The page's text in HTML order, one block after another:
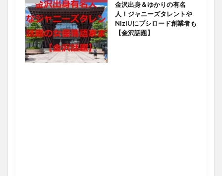
金沢出身＆ゆかりの有名
人！ジャニーズタレントや
NiziUにブシロード創業者も
【金沢話題】